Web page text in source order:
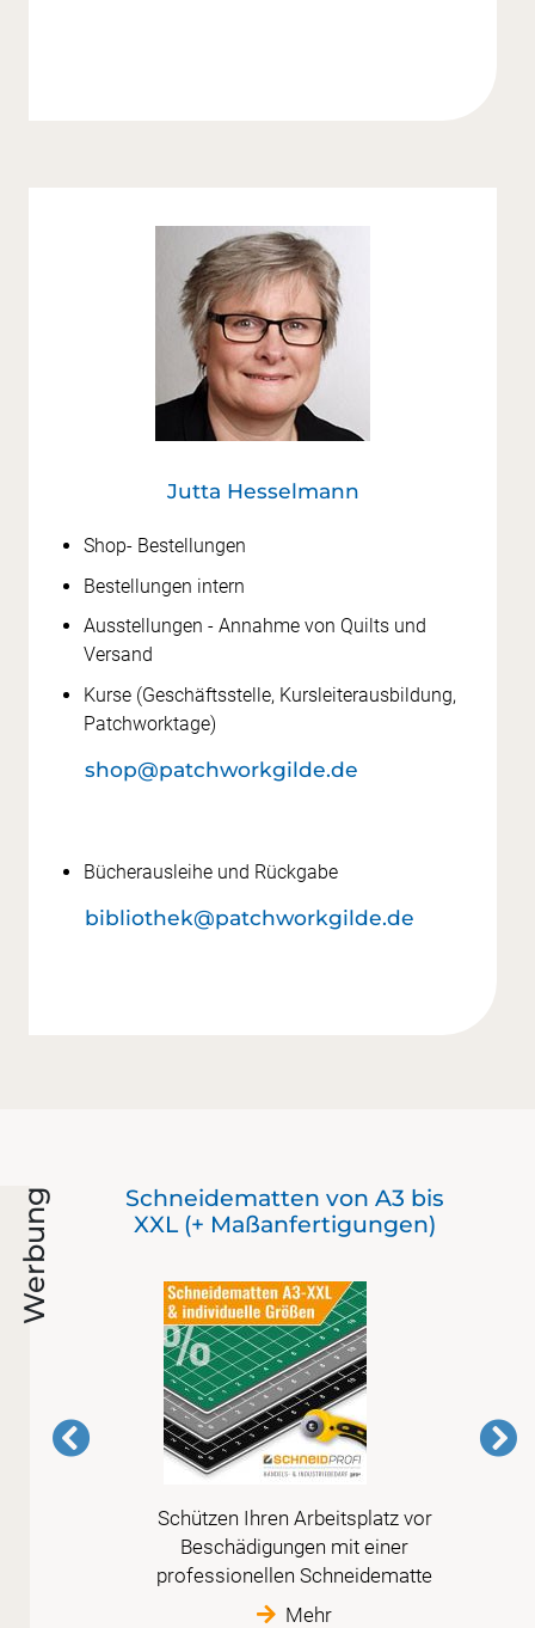
Jutta Hesselmann
Shop- Bestellungen
Bestellungen intern
Ausstellungen - Annahme von Quilts und
Versand
Kurse (Geschäftsstelle, Kursleiterausbildung,
Patchworktage)
shop@patchworkgilde.de
Bücherausleihe und Rückgabe
bibliothek@patchworkgilde.de
Werbung
Schneidematten von A3 bis
XXL (+ Maßanfertigungen)
Schützen Ihren Arbeitsplatz vor
Beschädigungen mit einer
professionellen Schneidematte
Mehr